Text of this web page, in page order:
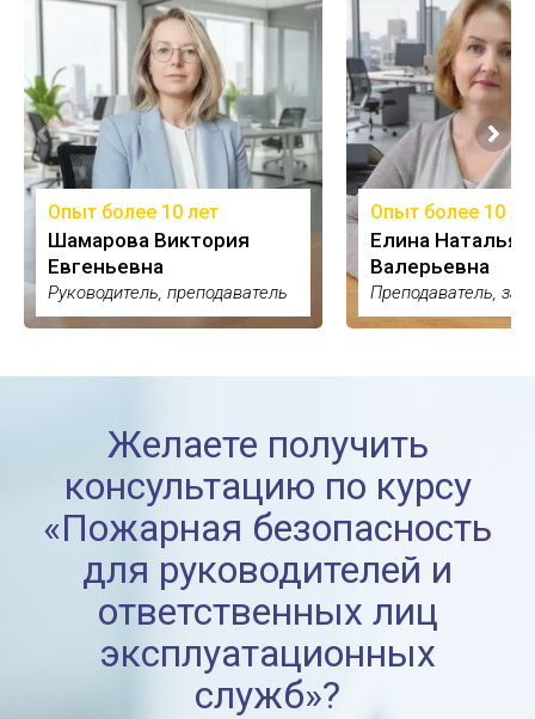
Опыт более 10 лет
Шамарова Виктория
Евгеньевна
Руководитель, преподаватель
Опыт более 10
Елина Наталья
Валерьевна
Преподаватель,
Желаете получить
консультацию по курсу
«Пожарная безопасность
для руководителей и
ответственных лиц
эксплуатационных
служб»?